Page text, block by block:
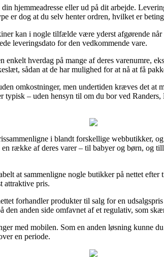
hjemmeadresse eller ud på dit arbejde.
er dog at du selv henter ordren, hvilket er
kan i nogle tilfælde være yderst afgørende
leveringsdato for den vedkommende vare.
hverdag på mange af deres varenumre,
sådan at de har mulighed for at nå at få
omkostninger, men undertiden kræves det at
typisk – uden hensyn til om du bor ved
i blandt forskellige webbutikker,
række af deres varer – til babyer og børn, og
at sammenligne nogle butikker på nettet
attraktive pris.
forhandler produkter til salg for en
den anden side omfavnet af et regulativ, som
med mobilen. Som en anden løsning kunne
en periode.